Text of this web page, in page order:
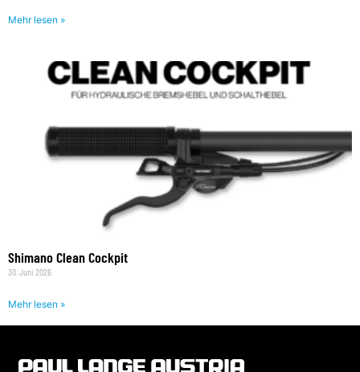
Mehr lesen »
Shimano Clean Cockpit
30. Juni 2026
Mehr lesen »